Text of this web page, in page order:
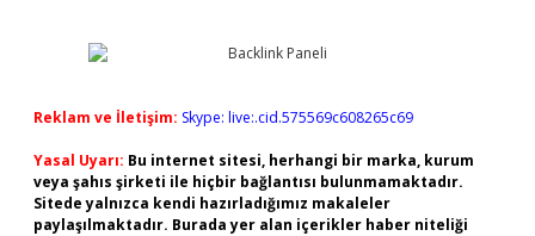
Reklam ve İletişim: Skype: live:.cid.575569c608265c69
Yasal Uyarı: Bu internet sitesi, herhangi bir marka, kurum
veya şahıs şirketi ile hiçbir bağlantısı bulunmamaktadır.
Sitede yalnızca kendi hazırladığımız makaleler
paylaşılmaktadır. Burada yer alan içerikler haber niteliği